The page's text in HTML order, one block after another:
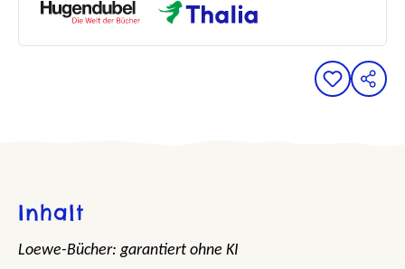
Inhalt
Loewe-Bücher: garantiert ohne KI